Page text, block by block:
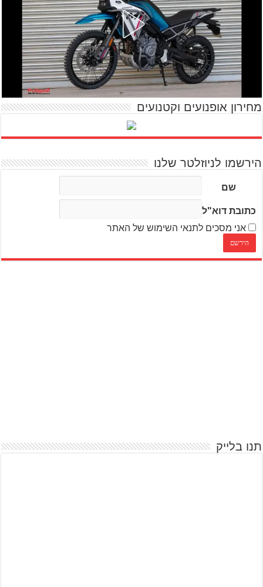
מחירון אופנועים וקטנועים
הירשמו לניוזלטר שלנו
שם
כתובת דוא"ל
אני מסכים לתנאי השימוש של האתר
תנו בלייק